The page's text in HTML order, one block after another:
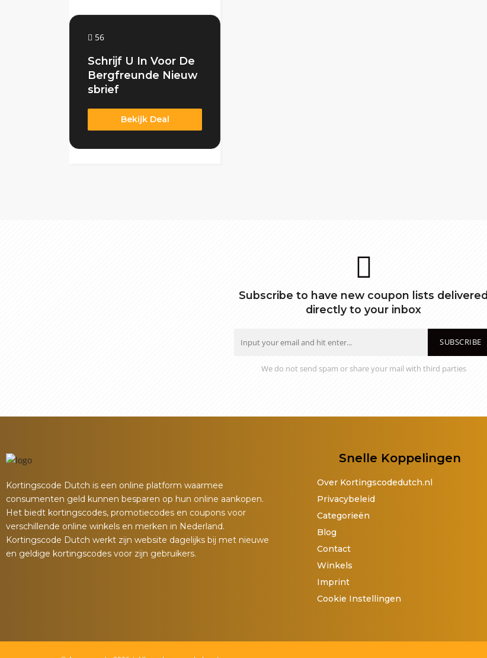
56
Schrijf U In Voor De
Bergfreunde Nieuw
sbrief
Bekijk Deal
Subscribe to have new coupon lists delivered
directly to your inbox
SUBSCRIBE
We do not send spam or share your mail with third parties
Kortingscode Dutch is een online platform waarmee
consumenten geld kunnen besparen op hun online aankopen.
Het biedt kortingscodes, promotiecodes en coupons voor
verschillende online winkels en merken in Nederland.
Kortingscode Dutch werkt zijn website dagelijks bij met nieuwe
en geldige kortingscodes voor zijn gebruikers.
Snelle Koppelingen
Over Kortingscodedutch.nl
Privacybeleid
Categorieën
Blog
Contact
Winkels
Imprint
Cookie Instellingen